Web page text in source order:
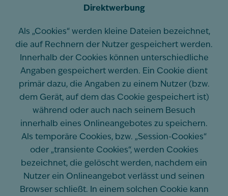
Direktwerbung
Als „Cookies“ werden kleine Dateien bezeichnet,
die auf Rechnern der Nutzer gespeichert werden.
Innerhalb der Cookies können unterschiedliche
Angaben gespeichert werden. Ein Cookie dient
primär dazu, die Angaben zu einem Nutzer (bzw.
dem Gerät, auf dem das Cookie gespeichert ist)
während oder auch nach seinem Besuch
innerhalb eines Onlineangebotes zu speichern.
Als temporäre Cookies, bzw. „Session-Cookies“
oder „transiente Cookies“, werden Cookies
bezeichnet, die gelöscht werden, nachdem ein
Nutzer ein Onlineangebot verlässt und seinen
Browser schließt. In einem solchen Cookie kann